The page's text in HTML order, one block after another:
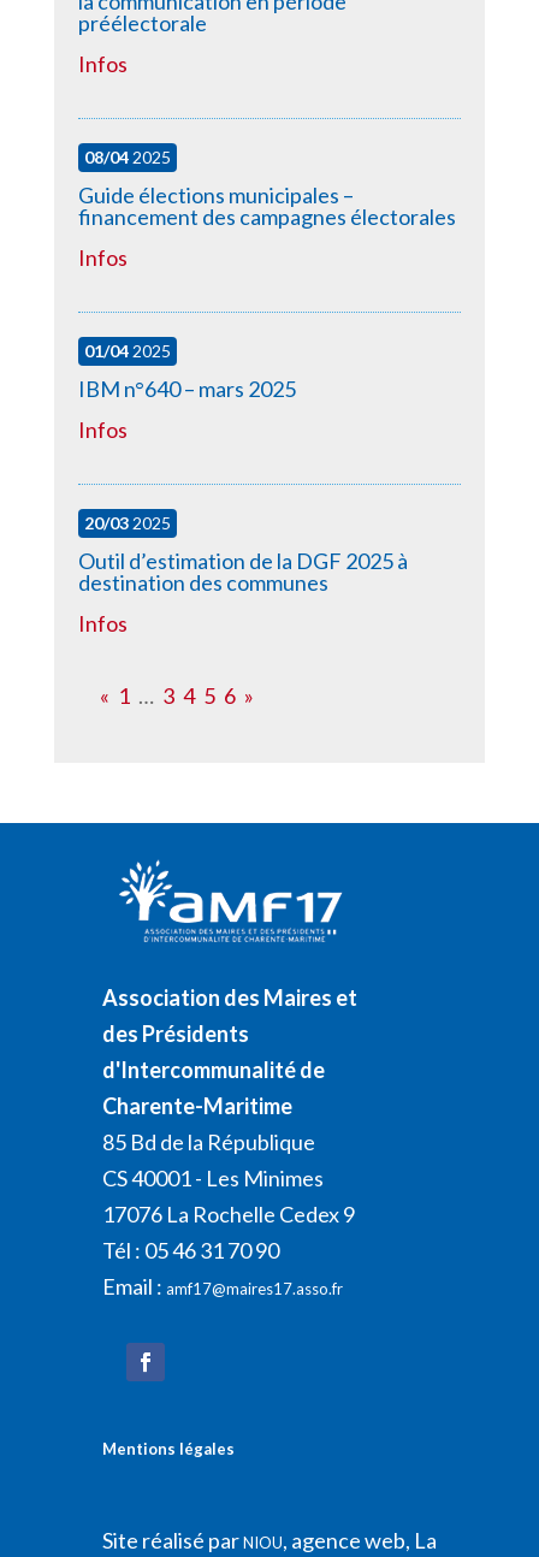
préélectorale
Infos
08/042025
Guide élections municipales –
financement des campagnes électorales
Infos
01/042025
IBM n°640 – mars 2025
Infos
20/032025
Outil d’estimation de la DGF 2025 à
destination des communes
Infos
« 1 … 3 4 5 6 »
Association des Maires et
des Présidents
d'Intercommunalité de
Charente-Maritime
85 Bd de la République
CS 40001 - Les Minimes
17076 La Rochelle Cedex 9
Tél : 05 46 31 70 90
Email : amf17@maires17.asso.fr
Mentions légales
Site réalisé parNIOU, agence web, La